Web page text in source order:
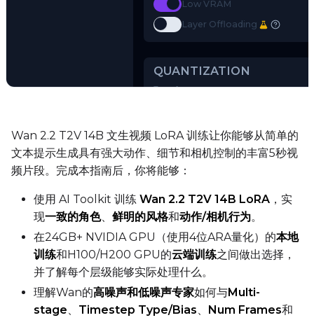
Toggle
QUANTIZATION
Transformer
qfloat8 (default)
Text Encoder
qfloat8 (default)
Compile Options
ToggleCompile Model
Wan 2.2 T2V 14B 文生视频 LoRA 训练让你能够从简单的
文本提示生成具有强大动作、细节和相机控制的丰富5秒视
频片段。完成本指南后，你将能够：
使用 AI Toolkit 训练 Wan 2.2 T2V 14B LoRA ，实
现一致的角色、 鲜明的风格和动作/相机行为。
在24GB+ NVIDIA GPU（使用4位ARA量化）的本地
训练和H100/H200 GPU的云端训练之间做出选择，
并了解每个层级能够实际处理什么。
理解Wan的高噪声和低噪声专家如何与Multi-
stage、 Timestep Type/Bias、 Num Frames和